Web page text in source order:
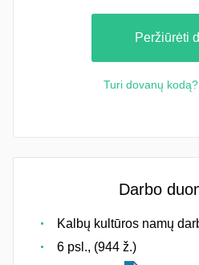
Peržiūrėti
Turi dovanų
Darbo
Kalbų kultūros namų
6 psl., (944 ž.)